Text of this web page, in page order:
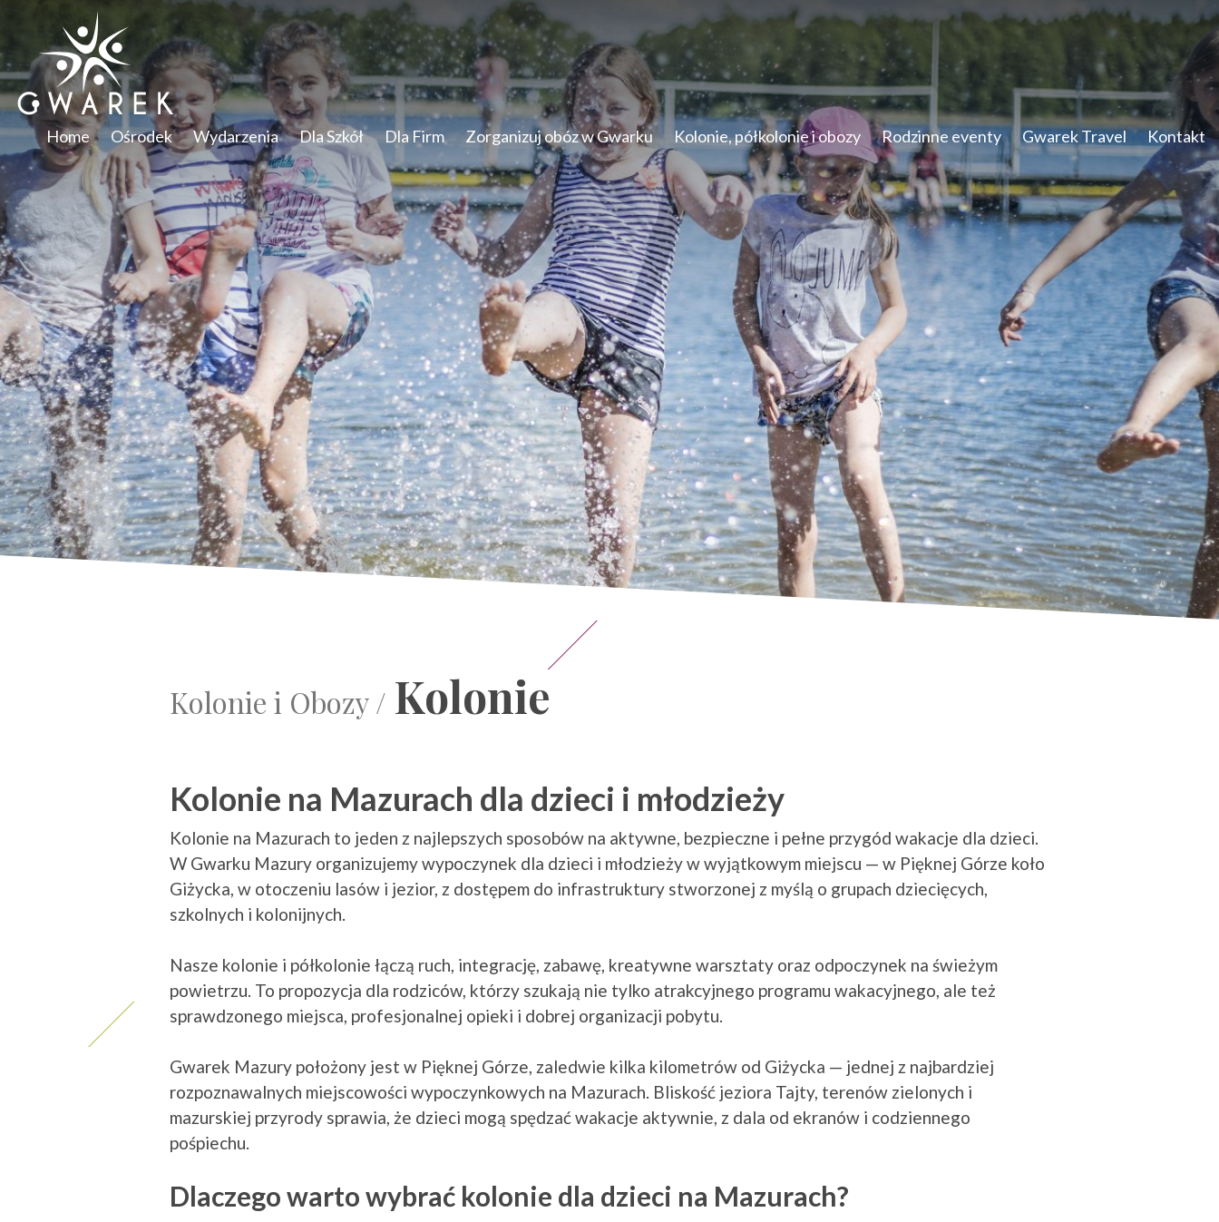
Home Ośrodek Wydarzenia Dla Szkół Dla Firm Zorganizuj obóz w Gwarku Kolonie, półkolonie i obozy Rodzinne eventy Gwarek Travel Kontakt
Kolonie i Obozy / Kolonie
Kolonie na Mazurach dla dzieci i młodzieży
Kolonie na Mazurach to jeden z najlepszych sposobów na aktywne, bezpieczne i pełne przygód wakacje dla dzieci.
W Gwarku Mazury organizujemy wypoczynek dla dzieci i młodzieży w wyjątkowym miejscu — w Pięknej Górze koło
Giżycka, w otoczeniu lasów i jezior, z dostępem do infrastruktury stworzonej z myślą o grupach dziecięcych,
szkolnych i kolonijnych.
Nasze kolonie i półkolonie łączą ruch, integrację, zabawę, kreatywne warsztaty oraz odpoczynek na świeżym
powietrzu. To propozycja dla rodziców, którzy szukają nie tylko atrakcyjnego programu wakacyjnego, ale też
sprawdzonego miejsca, profesjonalnej opieki i dobrej organizacji pobytu.
Gwarek Mazury położony jest w Pięknej Górze, zaledwie kilka kilometrów od Giżycka — jednej z najbardziej
rozpoznawalnych miejscowości wypoczynkowych na Mazurach. Bliskość jeziora Tajty, terenów zielonych i
mazurskiej przyrody sprawia, że dzieci mogą spędzać wakacje aktywnie, z dala od ekranów i codziennego
pośpiechu.
Dlaczego warto wybrać kolonie dla dzieci na Mazurach?